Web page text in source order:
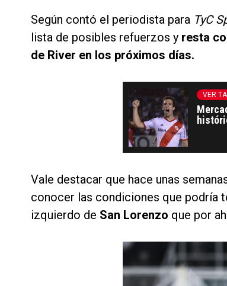
Según contó el periodista para TyC
lista de posibles refuerzos y resta
de River en los próximos días.
VER
Vale destacar que hace unas
conocer las condiciones que podría
izquierdo de San Lorenzo que por